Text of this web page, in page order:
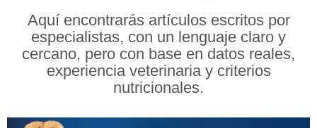
Aquí encontrarás artículos escritos por
especialistas, con un lenguaje claro y
cercano, pero con base en datos reales,
experiencia veterinaria y criterios
nutricionales.